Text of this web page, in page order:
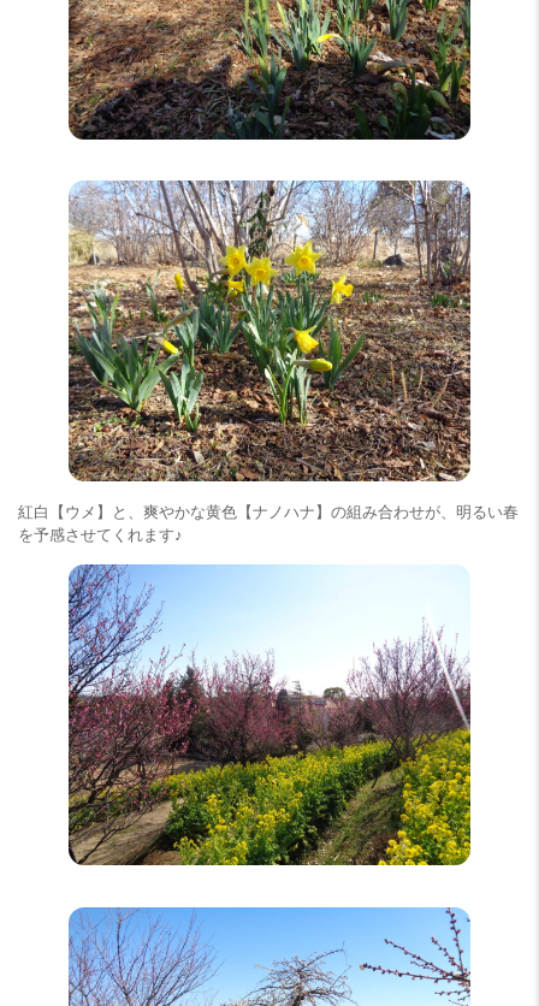
紅白【ウメ】と、爽やかな黄色【ナノハナ】の組み合わせが、明るい春
を予感させてくれます♪